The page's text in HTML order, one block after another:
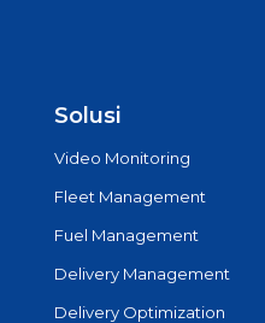
Solusi
Video Monitoring
Fleet Management
Fuel Management
Delivery Management
Delivery Optimization